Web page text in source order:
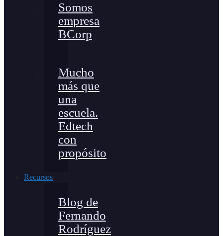
Somos
empresa
BCorp
Mucho
más que
una
escuela.
Edtech
con
propósito
Recursos
Blog de
Fernando
Rodríguez